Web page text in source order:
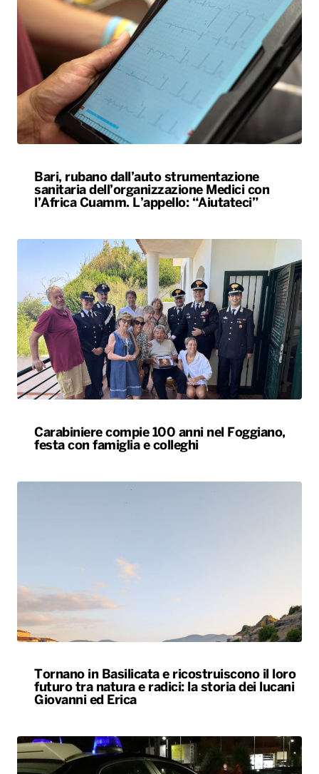
Bari, rubano dall’auto strumentazione
sanitaria dell’organizzazione Medici con
l’Africa Cuamm. L’appello: “Aiutateci”
Carabiniere compie 100 anni nel Foggiano,
festa con famiglia e colleghi
Tornano in Basilicata e ricostruiscono il loro
futuro tra natura e radici: la storia dei lucani
Giovanni ed Erica